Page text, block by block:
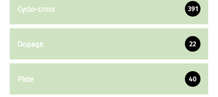
Cyclo-cross 391
Dopage 22
Piste 40